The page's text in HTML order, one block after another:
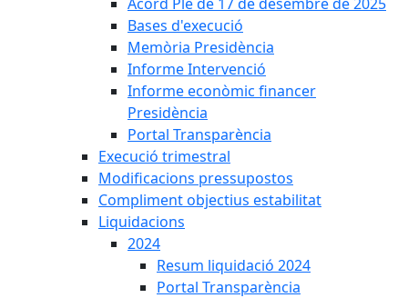
Bases d'execució
Memòria Presidència
Informe Intervenció
Informe econòmic financer
Presidència
Portal Transparència
Execució trimestral
Modificacions pressupostos
Compliment objectius estabilitat
Liquidacions
2024
Resum liquidació 2024
Portal Transparència